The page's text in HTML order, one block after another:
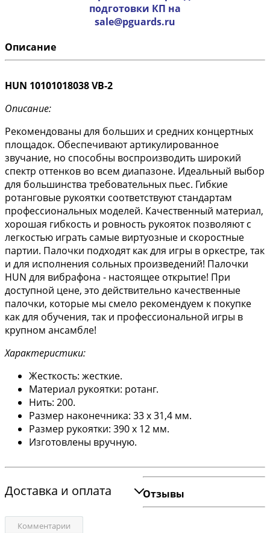
подготовки КП на
sale@pguards.ru
Описание
HUN 10101018038 VB-2
Описание:
Рекомендованы для больших и средних концертных
площадок. Обеспечивают артикулированное
звучание, но способны воспроизводить широкий
спектр оттенков во всем диапазоне. Идеальный выбор
для большинства требовательных пьес. Гибкие
ротанговые рукоятки соответствуют стандартам
профессиональных моделей. Качественный материал,
хорошая гибкость и ровность рукояток позволяют с
легкостью играть самые виртуозные и скоростные
партии. Палочки подходят как для игры в оркестре, так
и для исполнения сольных произведений! Палочки
HUN для вибрафона - настоящее открытие! При
доступной цене, это действительно качественные
палочки, которые мы смело рекомендуем к покупке
как для обучения, так и профессиональной игры в
крупном ансамбле!
Характеристики:
Жесткость: жесткие.
Материал рукоятки: ротанг.
Нить: 200.
Размер наконечника: 33 х 31,4 мм.
Размер рукоятки: 390 х 12 мм.
Изготовлены вручную.
Доставка и оплата Отзывы
Комментарии